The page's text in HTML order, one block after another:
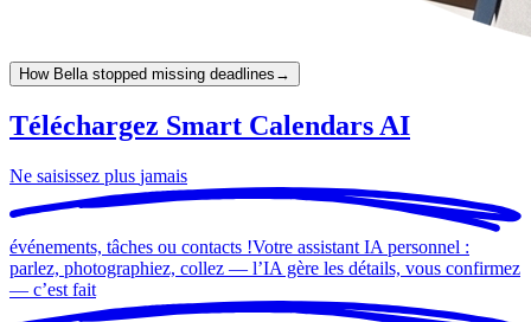
How Bella stopped missing deadlines →
Téléchargez Smart Calendars AI
Ne saisissez plus jamais
événements, tâches ou contacts !Votre assistant IA personnel :
parlez, photographiez, collez — l’IA gère les détails, vous confirmez
— c’est fait